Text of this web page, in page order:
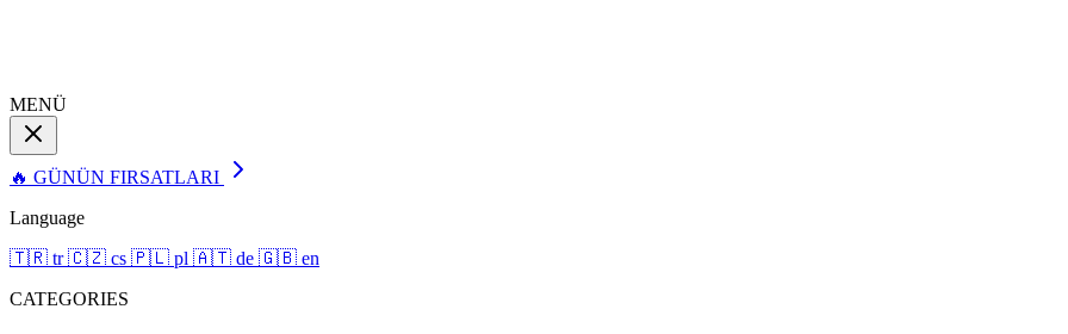
MENÜ
🔥 GÜNÜN FIRSATLARI
Language
🇹🇷 tr 🇨🇿 cs 🇵🇱 pl 🇦🇹 de 🇬🇧 en
CATEGORIES